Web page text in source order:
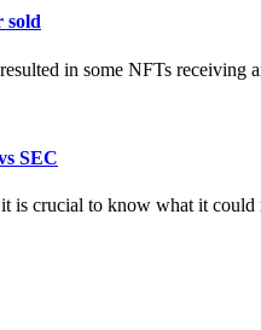
sold
in some NFTs receiving
SEC
is crucial to know what it could